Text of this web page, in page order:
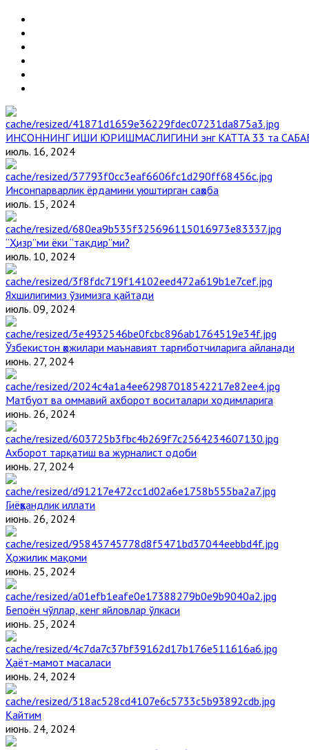
ИНСОННИНГ ИШИ ЮРИШМАСЛИГИНИ энг КАТТА 33 та
июль. 16, 2024
Инсонпарварлик ёрдамини уюштирган саҳоба
июль. 15, 2024
“Ҳизр”ми ёки “тақдир”ми?
июль. 10, 2024
Яхшилигимиз ўзимизга қайтади
июль. 09, 2024
Ўзбекистон ҳожилари маънавият тарғиботчиларига айланади
июнь. 27, 2024
Матбуот ва оммавий ахборот воситалари ходимларига
июнь. 26, 2024
Ахборот тарқатиш ва журналист одоби
июнь. 27, 2024
Гиёҳвандлик иллати
июнь. 26, 2024
Ҳожилик мақоми
июнь. 25, 2024
Бепоён чўллар, кенг яйловлар ўлкаси
июнь. 25, 2024
Ҳаёт-мамот масаласи
июнь. 24, 2024
Қайтим
июнь. 24, 2024